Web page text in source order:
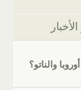
والناتو؟